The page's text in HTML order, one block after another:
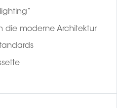
die moderne Architektur